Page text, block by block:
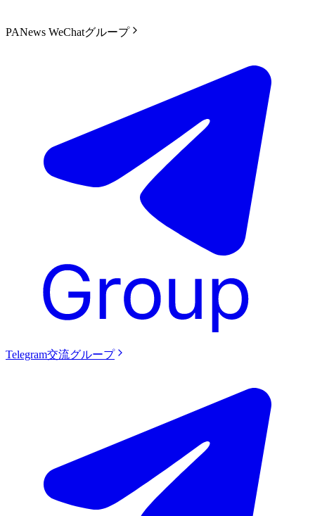
PANews WeChatグループ
Telegram交流グループ